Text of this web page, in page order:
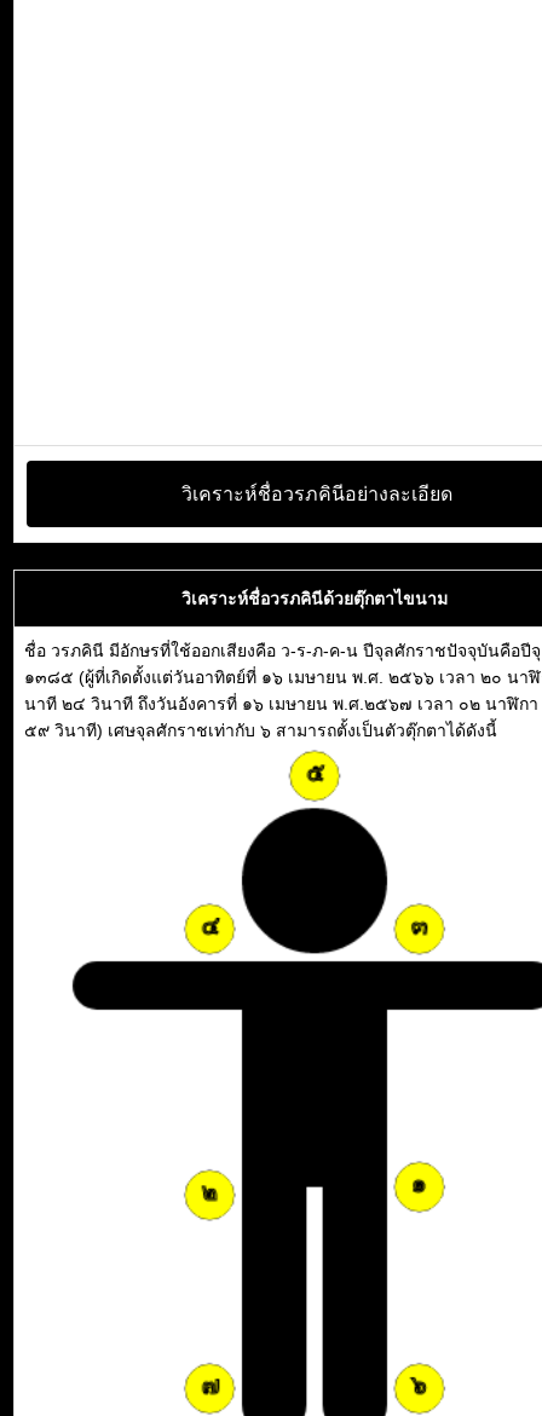
วิเคราะห์ชื่อวรภคินีอย่างละเอียด
วิเคราะห์ชื่อวรภคินีด้วยตุ๊กตาไขนาม
ชื่อ วรภคินี มีอักษรที่ใช้ออกเสียงคือ ว-ร-ภ-ค-น ปีจุลศักราชปัจจุบันคือปี
๑๓๘๕ (ผู้ที่เกิดตั้งแต่วันอาทิตย์ที่ ๑๖ เมษายน พ.ศ. ๒๕๖๖ เวลา ๒๐ นา
นาที ๒๔ วินาที ถึงวันอังคารที่ ๑๖ เมษายน พ.ศ.๒๕๖๗ เวลา ๐๒ นาฬิก
๕๙ วินาที) เศษจุลศักราชเท่ากับ ๖ สามารถตั้งเป็นตัวตุ๊กตาได้ดังนี้